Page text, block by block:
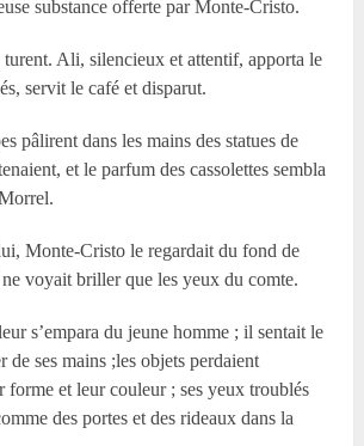
substance offerte par Monte-Cristo.
Ali, silencieux et attentif, apporta le
servit le café et disparut.
pâlirent dans les mains des statues de
et le parfum des cassolettes sembla
Monte-Cristo le regardait du fond de
voyait briller que les yeux du comte.
s’empara du jeune homme ; il sentait le
de ses mains ;les objets perdaient
forme et leur couleur ; ses yeux troublés
des portes et des rideaux dans la